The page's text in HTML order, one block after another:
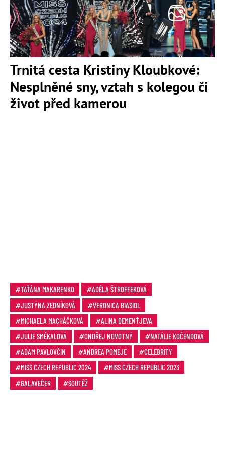
Trnitá cesta Kristiny Kloubkové:
Nesplněné sny, vztah s kolegou či
život před kamerou
TAŤÁNA MAKARENKO
ADÉLA ŠTROFFEKOVÁ
JUSTÝNA ZEDNÍKOVÁ
VERONICA BIASIOL
MICHAELA MACHÁČKOVÁ
ALINA DEMENŤJEVA
JULIE SMÉKALOVÁ
ONDŘEJ NOVOTNÝ
NATÁLIE KOČENDOVÁ
ADAM PAVLOVČIN
ANDREA POMEJE
CELEBRITY
MISS CZECH REPUBLIC 2024
MISS CZECH REPUBLIC 2023
GALAVEČER
SOUTĚŽ